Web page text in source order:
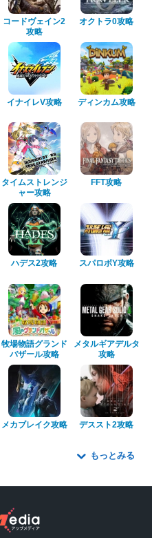
コードヴェイン2
攻略
オクトラ0攻略
イナイレV攻略 ディンカム攻略
タイムストレンジ
ャー攻略
FFT攻略
ハデス2攻略 スパロボY攻略
牧場物語グランド
バザール攻略
メタルギアデルタ
攻略
メカブレイク攻略 デススト2攻略
もっとみる